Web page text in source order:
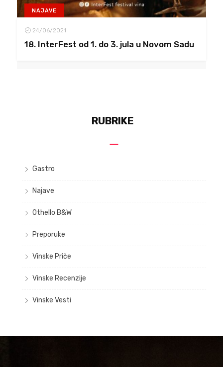
NAJAVE
24/06/2021
18. InterFest od 1. do 3. jula u Novom Sadu
RUBRIKE
Gastro
Najave
Othello B&W
Preporuke
Vinske Priče
Vinske Recenzije
Vinske Vesti